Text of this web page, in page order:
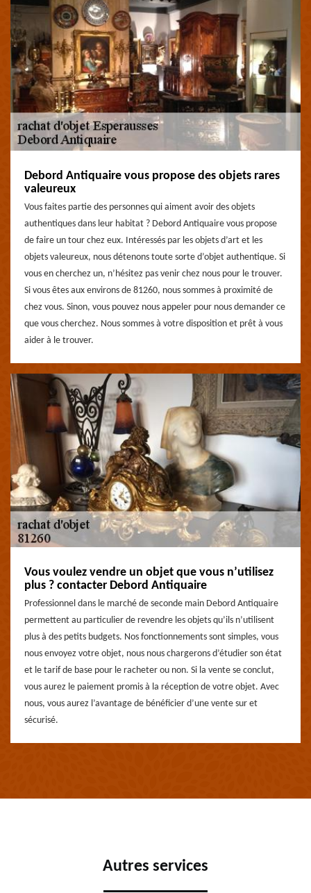
Debord Antiquaire vous propose des objets rares
valeureux
Vous faites partie des personnes qui aiment avoir des objets
authentiques dans leur habitat ? Debord Antiquaire vous propose
de faire un tour chez eux. Intéressés par les objets d’art et les
objets valeureux, nous détenons toute sorte d’objet authentique. Si
vous en cherchez un, n’hésitez pas venir chez nous pour le trouver.
Si vous êtes aux environs de 81260, nous sommes à proximité de
chez vous. Sinon, vous pouvez nous appeler pour nous demander ce
que vous cherchez. Nous sommes à votre disposition et prêt à vous
aider à le trouver.
Vous voulez vendre un objet que vous n’utilisez
plus ? contacter Debord Antiquaire
Professionnel dans le marché de seconde main Debord Antiquaire
permettent au particulier de revendre les objets qu’ils n’utilisent
plus à des petits budgets. Nos fonctionnements sont simples, vous
nous envoyez votre objet, nous nous chargerons d’étudier son état
et le tarif de base pour le racheter ou non. Si la vente se conclut,
vous aurez le paiement promis à la réception de votre objet. Avec
nous, vous aurez l’avantage de bénéficier d’une vente sur et
sécurisé.
Autres services